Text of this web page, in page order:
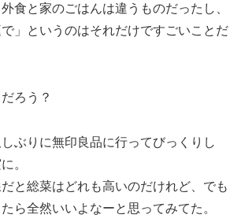
食と家のごはんは違うものだったし、
で」というのはそれだけですごいことだ
ろう？
ぶりに無印良品に行ってびっくりし
。
と総菜はどれも高いのだけれど、でも
ら全然いいよなーと思ってみてた。